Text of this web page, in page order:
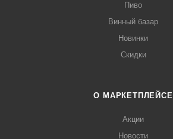
Пиво
Винный базар
Новинки
Скидки
О МАРКЕТПЛЕЙСЕ
Акции
Новости